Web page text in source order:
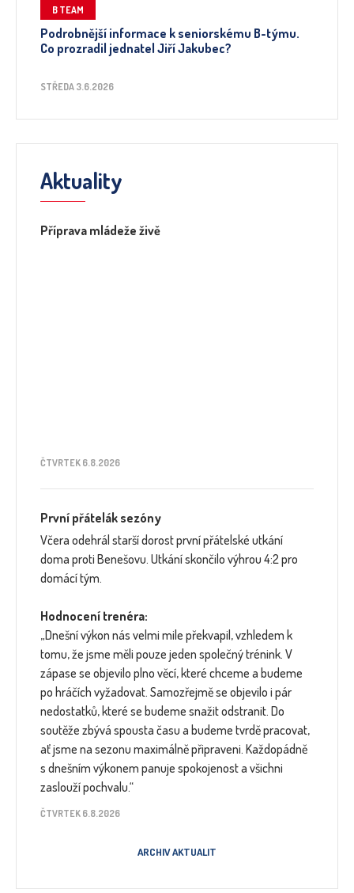
B TEAM
Podrobnější informace k seniorskému B-týmu.
Co prozradil jednatel Jiří Jakubec?
STŘEDA 3.6.2026
Aktuality
Příprava mládeže živě
ČTVRTEK 6.8.2026
První přátelák sezóny
Včera odehrál starší dorost první přátelské utkání
doma proti Benešovu. Utkání skončilo výhrou 4:2 pro
domácí tým.
Hodnocení trenéra:
„Dnešní výkon nás velmi mile překvapil, vzhledem k
tomu, že jsme měli pouze jeden společný trénink. V
zápase se objevilo plno věcí, které chceme a budeme
po hráčích vyžadovat. Samozřejmě se objevilo i pár
nedostatků, které se budeme snažit odstranit. Do
soutěže zbývá spousta času a budeme tvrdě pracovat,
ať jsme na sezonu maximálně připraveni. Každopádně
s dnešním výkonem panuje spokojenost a všichni
zaslouží pochvalu.“
ČTVRTEK 6.8.2026
ARCHIV AKTUALIT